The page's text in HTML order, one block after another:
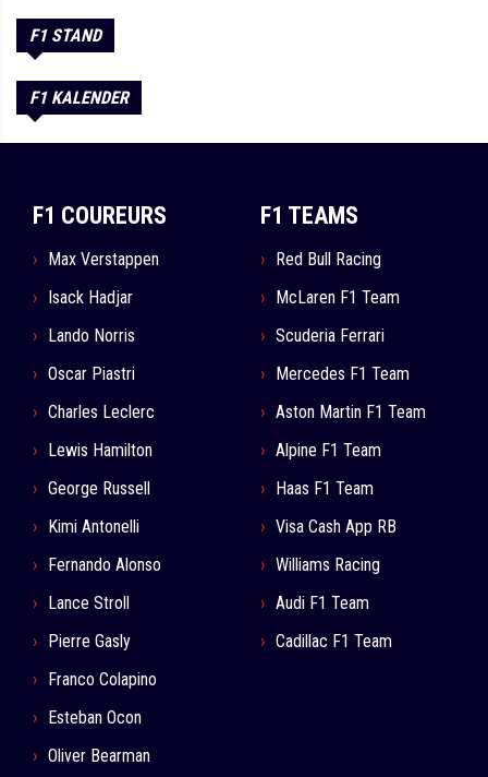
F1 STAND
F1 KALENDER
F1 COUREURS
Max Verstappen
Isack Hadjar
Lando Norris
Oscar Piastri
Charles Leclerc
Lewis Hamilton
George Russell
Kimi Antonelli
Fernando Alonso
Lance Stroll
Pierre Gasly
Franco Colapino
Esteban Ocon
Oliver Bearman
F1 TEAMS
Red Bull Racing
McLaren F1 Team
Scuderia Ferrari
Mercedes F1 Team
Aston Martin F1 Team
Alpine F1 Team
Haas F1 Team
Visa Cash App RB
Williams Racing
Audi F1 Team
Cadillac F1 Team